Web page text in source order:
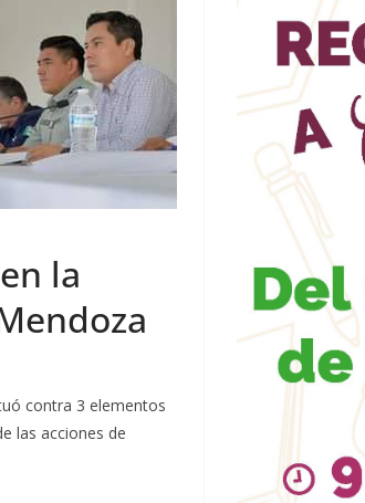
la
contra 3 elementos
las acciones de